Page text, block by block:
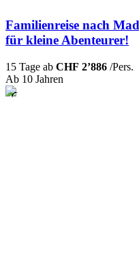
Familienreise nach
für kleine Abenteurer!
15 Tage ab CHF 2’886 /Pers.
Ab 10 Jahren